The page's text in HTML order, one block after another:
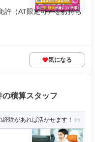
許（AT限定可）をお持ち
気になる
の積算スタッフ
験があれば活かせます！